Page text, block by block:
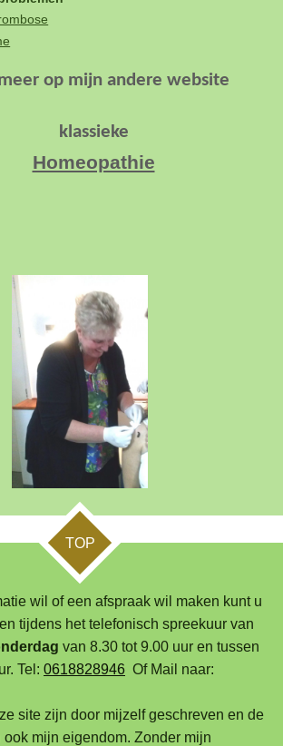
op mijn andere website
klassieke
Homeopathie
TOP
wil of een afspraak wil maken kunt u
tijdens het telefonisch spreekuur van
van 8.30 tot 9.00 uur en tussen
Tel: 0618828946 Of Mail naar:
site zijn door mijzelf geschreven en de
mijn eigendom. Zonder mijn